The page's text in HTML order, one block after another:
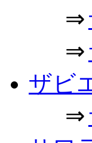
⇒
⇒
ザビ
⇒